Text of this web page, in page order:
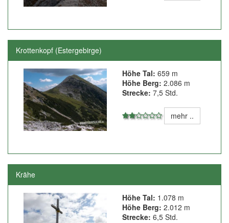
Krottenkopf (Estergebirge)
Höhe Tal: 659 m
Höhe Berg: 2.086 m
Strecke: 7,5 Std.
mehr ..
Krähe
Höhe Tal: 1.078 m
Höhe Berg: 2.012 m
Strecke: 6,5 Std.